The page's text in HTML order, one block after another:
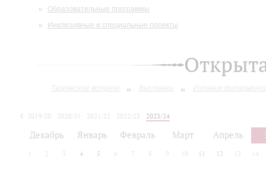
Образовательные программы
Инклюзивные и специальные проекты
Творческие встречи Выставки Издания
2019/20 2020/21 2021/22 2022/23
2023/24
Декабрь Январь Февраль Март Апрель
2 3 4 5 6 7 8 9 10 11 12 13 14